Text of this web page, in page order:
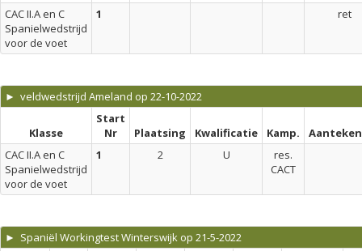
CAC II.A en C
Spanielwedstrijd
voor de voet
1 ret
► veldwedstrijd Ameland op 22-10-2022
Klasse
Start
Nr
Plaatsing Kwalificatie Kamp.
CAC II.A en C
Spanielwedstrijd
voor de voet
1 2 U
res.
CACT
► Spaniël Workingtest Winterswijk op 21-5-2022